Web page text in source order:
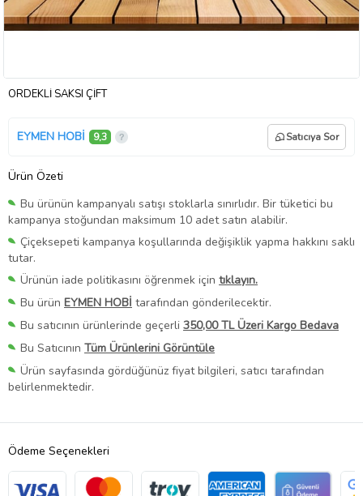
ÖRDEKLİ SAKSI ÇİFT
EYMEN HOBİ 9,3 Satıcıya Sor
Ürün Özeti
Bu ürünün kampanyalı satışı stoklarla sınırlıdır. Bir tüketici bu
kampanya stoğundan maksimum 10 adet satın alabilir.
Çiçeksepeti kampanya koşullarında değişiklik yapma hakkını saklı
tutar.
Ürünün iade politikasını öğrenmek için tıklayın.
Bu ürün EYMEN HOBİ tarafından gönderilecektir.
Bu satıcının ürünlerinde geçerli 350,00 TL Üzeri Kargo Bedava
Bu Satıcının Tüm Ürünlerini Görüntüle
Ürün sayfasında gördüğünüz fiyat bilgileri, satıcı tarafından
belirlenmektedir.
Ödeme Seçenekleri